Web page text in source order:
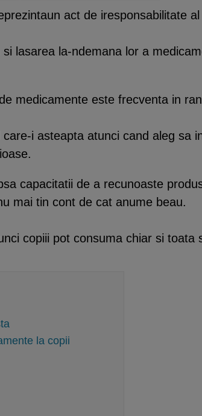
act de iresponsabilitate al
lasarea la-ndemana lor a
medicamente este frecventa in
i asteapta atunci cand aleg sa
capacitatii de a recunoaste
mai tin cont de cat anume beau.
copiii pot consuma chiar si toata
la copii